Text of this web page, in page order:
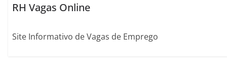
RH Vagas Online
Site Informativo de Vagas de Emprego